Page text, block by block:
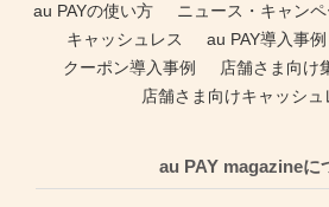
au PAYの使い方 ニュース・キャン
キャッシュレス
au PAY導入事例
クーポン導入事例
店舗さま向け
店舗さま向けキャッシュ
au PAY magazineに